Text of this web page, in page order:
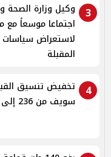
3
وكيل وزارة الصحة
اجتماعا موسعاً مع
لاستعراض سياسات
المقبلة
4
تخفيض تنسيق
سويف من 236 إلى 231 درجة